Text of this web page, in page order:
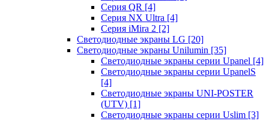
Серия QR [4]
Серия NX Ultra [4]
Серия iMira 2 [2]
Светодиодные экраны LG [20]
Светодиодные экраны Unilumin [35]
Светодиодные экраны серии Upanel [4]
Светодиодные экраны серии UpanelS
[4]
Светодиодные экраны UNI-POSTER
(UTV) [1]
Светодиодные экраны серии Uslim [3]